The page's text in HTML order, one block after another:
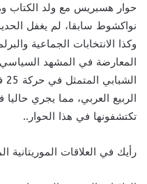
حوار هسبريس مع ولد الكتاب
نواكشوط سابقا، لم يغفل
وكذا الانتخابات الجماعية
المعارضة في المشهد
الربيع العربي، مما يجري حاليا
تكتشفونها في هذا الحوار..
رأيك في العلاقات الموريتانية